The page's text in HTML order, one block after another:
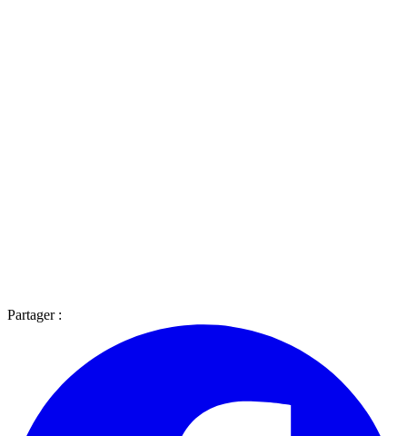
Partager :